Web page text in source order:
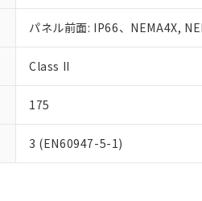
パネル前面: IP66、NEMA4X,
Class II
175
3 (EN60947-5-1)